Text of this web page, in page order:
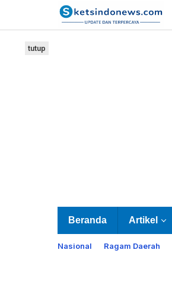
Beranda Artikel
Nasional Ragam Daerah
tutup